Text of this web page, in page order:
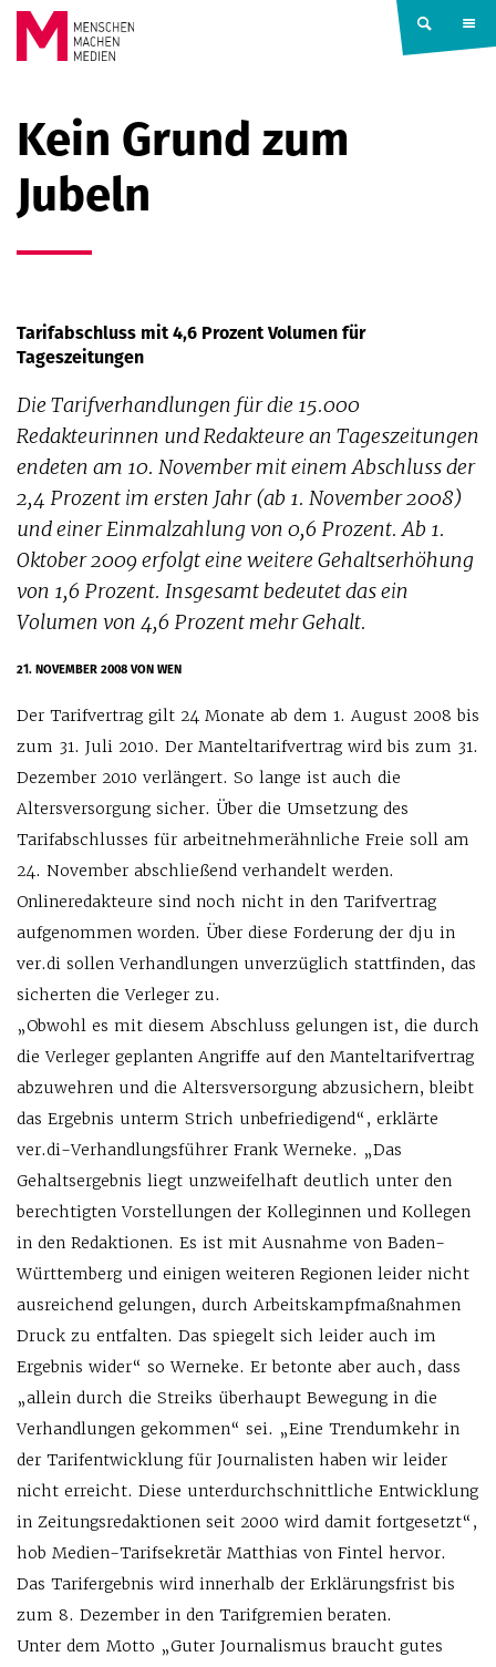
Springe zum Inhalt
MACHEN
MEDIEN
Kein Grund zum
Jubeln
Tarifabschluss mit 4,6 Prozent Volumen für
Tageszeitungen
Die Tarifverhandlungen für die 15.000
Redakteurinnen und Redakteure an Tageszeitungen
endeten am 10. November mit einem Abschluss der
2,4 Prozent im ersten Jahr (ab 1. November 2008)
und einer Einmalzahlung von 0,6 Prozent. Ab 1.
Oktober 2009 erfolgt eine weitere Gehaltserhöhung
von 1,6 Prozent. Insgesamt bedeutet das ein
Volumen von 4,6 Prozent mehr Gehalt.
21. NOVEMBER 2008VON WEN
Der Tarifvertrag gilt 24 Monate ab dem 1. August 2008 bis
zum 31. Juli 2010. Der Manteltarifvertrag wird bis zum 31.
Dezember 2010 verlängert. So lange ist auch die
Altersversorgung sicher. Über die Umsetzung des
Tarifabschlusses für arbeitnehmerähnliche Freie soll am
24. November abschließend verhandelt werden.
Onlineredakteure sind noch nicht in den Tarifvertrag
aufgenommen worden. Über diese Forderung der dju in
ver.di sollen Verhandlungen unverzüglich stattfinden, das
sicherten die Verleger zu.
„Obwohl es mit diesem Abschluss gelungen ist, die durch
die Verleger geplanten Angriffe auf den Manteltarifvertrag
abzuwehren und die Altersversorgung abzusichern, bleibt
das Ergebnis unterm Strich unbefriedigend“, erklärte
ver.di-Verhandlungsführer Frank Werneke. „Das
Gehaltsergebnis liegt unzweifelhaft deutlich unter den
berechtigten Vorstellungen der Kolleginnen und Kollegen
in den Redaktionen. Es ist mit Ausnahme von Baden-
Württemberg und einigen weiteren Regionen leider nicht
ausreichend gelungen, durch Arbeitskampfmaßnahmen
Druck zu entfalten. Das spiegelt sich leider auch im
Ergebnis wider“ so Werneke. Er betonte aber auch, dass
„allein durch die Streiks überhaupt Bewegung in die
Verhandlungen gekommen“ sei. „Eine Trendumkehr in
der Tarifentwicklung für Journalisten haben wir leider
nicht erreicht. Diese unterdurchschnittliche Entwicklung
in Zeitungsredaktionen seit 2000 wird damit fortgesetzt“,
hob Medien-Tarifsekretär Matthias von Fintel hervor.
Das Tarifergebnis wird innerhalb der Erklärungsfrist bis
zum 8. Dezember in den Tarifgremien beraten.
Unter dem Motto „Guter Journalismus braucht gutes